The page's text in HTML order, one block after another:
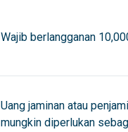
Wajib berlangganan
Uang jaminan atau
mungkin diperlukan